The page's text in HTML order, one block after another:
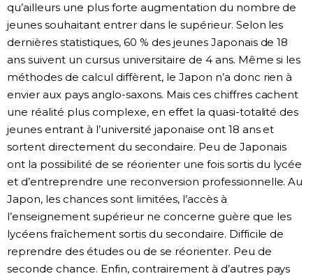
qu’ailleurs une plus forte augmentation du nombre de
jeunes souhaitant entrer dans le supérieur. Selon les
dernières statistiques, 60 % des jeunes Japonais de 18
ans suivent un cursus universitaire de 4 ans. Même si les
méthodes de calcul diffèrent, le Japon n’a donc rien à
envier aux pays anglo-saxons. Mais ces chiffres cachent
une réalité plus complexe, en effet la quasi-totalité des
jeunes entrant à l’université japonaise ont 18 ans et
sortent directement du secondaire. Peu de Japonais
ont la possibilité de se réorienter une fois sortis du lycée
et d’entreprendre une reconversion professionnelle. Au
Japon, les chances sont limitées, l’accès à
l’enseignement supérieur ne concerne guère que les
lycéens fraîchement sortis du secondaire. Difficile de
reprendre des études ou de se réorienter. Peu de
seconde chance. Enfin, contrairement à d’autres pays